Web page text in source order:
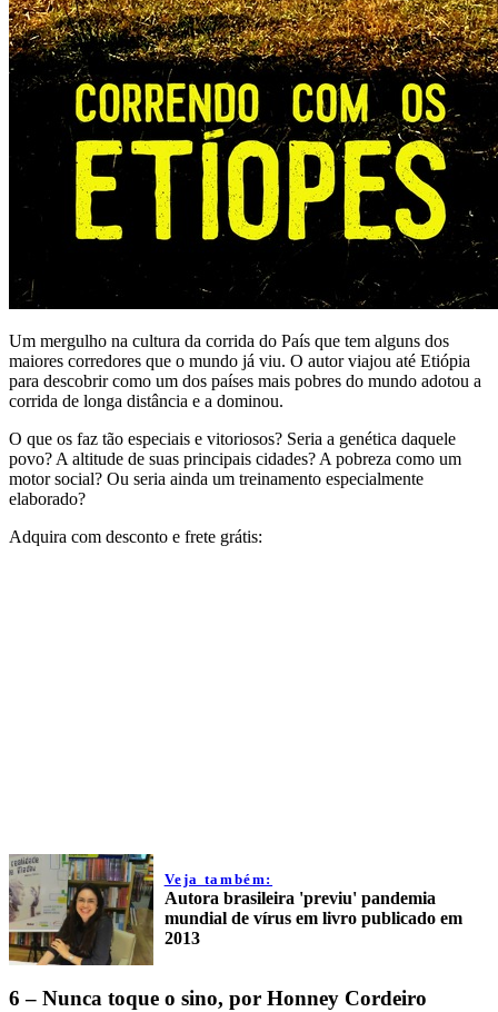
Um mergulho na cultura da corrida do País que tem alguns dos
maiores corredores que o mundo já viu. O autor viajou até Etiópia
para descobrir como um dos países mais pobres do mundo adotou a
corrida de longa distância e a dominou.
O que os faz tão especiais e vitoriosos? Seria a genética daquele
povo? A altitude de suas principais cidades? A pobreza como um
motor social? Ou seria ainda um treinamento especialmente
elaborado?
Adquira com desconto e frete grátis:
Veja também:
Autora brasileira 'previu' pandemia
mundial de vírus em livro publicado em
2013
6 – Nunca toque o sino, por Honney Cordeiro